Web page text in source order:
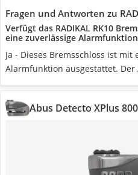
Fragen und Antworten zu
Verfügt das RADIKAL RK10
eine zuverlässige
Ja - Dieses Bremsschloss ist
Alarmfunktion ausgestattet.
Abus Detecto XPlus